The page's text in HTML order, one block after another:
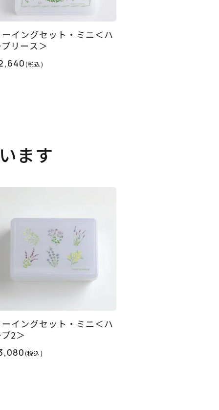
ーイングセット・ミニ＜ハ
リース＞
(税込)
ます
ーイングセット・ミニ＜ハ
2＞
(税込)